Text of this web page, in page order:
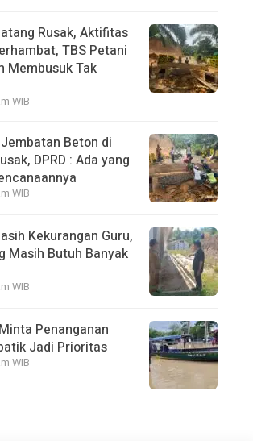
Rusak, Aktifitas
TBS Petani
Membusuk Tak
WIB
Beton di
DPRD : Ada yang
WIB
Kekurangan Guru,
Masih Butuh Banyak
WIB
Penanganan
Jadi Prioritas
WIB